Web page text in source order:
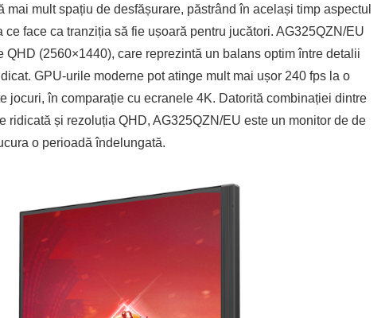
mai mult spațiu de desfășurare, păstrând în același timp aspectul
ce face ca tranziția să fie ușoară pentru jucători. AG325QZN/EU
QHD (2560×1440), care reprezintă un balans optim între detalii
GPU-urile moderne pot atinge mult mai ușor 240 fps la o
jocuri, în comparație cu ecranele 4K. Datorită combinației dintre
ridicată și rezoluția QHD, AG325QZN/EU este un monitor de de
o perioadă îndelungată.